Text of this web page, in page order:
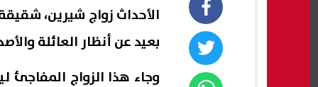
الأحداث زواج شيرين،
بعيد عن أنظار العائلة
وجاء هذا الزواج المفاجئ